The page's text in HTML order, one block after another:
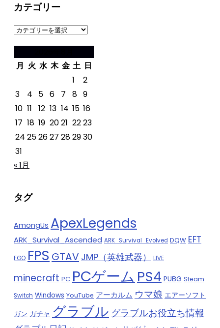
カテゴリー
カ
リ
月 火 水 木 金 土 日
1
2
3
4 5 6 7 8 9
10 11 12 13 14 15 16
17 18 19 2021 2223
24 252627 282930
31
« 1月
タグ
AmongUs ApexLegends
ARK_Survival_Ascended ARK_Survival_Evolved DQW EFT
FGO FPS GTAV JMP（英雄武器） LIVE
minecraft PC PCゲーム PS4 PUBG Steam
Switch Windows YouTube アーカルム ウマ娘 エアーソフト
ガン ガチャ グラブル グラブルお役立ち情報